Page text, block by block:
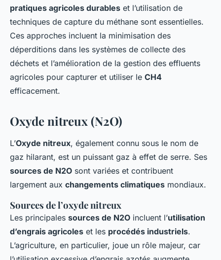
pratiques agricoles durables et l’utilisation de
techniques de capture du méthane sont essentielles.
Ces approches incluent la minimisation des
déperditions dans les systèmes de collecte des
déchets et l’amélioration de la gestion des effluents
agricoles pour capturer et utiliser le CH4
efficacement.
Oxyde nitreux (N2O)
L’Oxyde nitreux, également connu sous le nom de
gaz hilarant, est un puissant gaz à effet de serre. Ses
sources de N2O sont variées et contribuent
largement aux changements climatiques mondiaux.
Sources de l’oxyde nitreux
Les principales sources de N2O incluent l’utilisation
d’engrais agricoles et les procédés industriels.
L’agriculture, en particulier, joue un rôle majeur, car